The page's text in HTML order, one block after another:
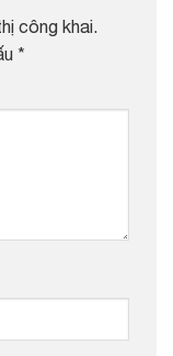
công khai.
*